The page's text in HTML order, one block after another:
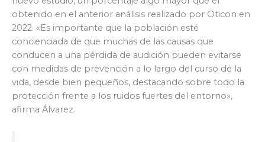
obtenido en el anterior análisis realizado por Oticon en
2022. «Es importante que la población esté
concienciada de que muchas de las causas que
conducen a una pérdida de audición pueden evitarse
con medidas de prevención a lo largo del curso de la
vida, desde bien pequeños, destacando sobre todo la
protección frente a los ruidos fuertes del entorno»,
afirma Álvarez.